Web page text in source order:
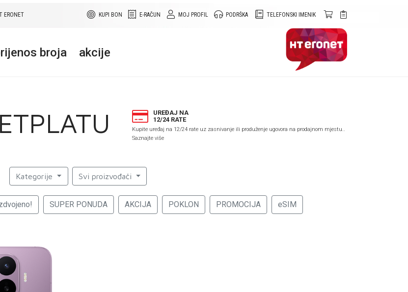
TELEFONSKI IMENIK
PODRŠKA
MOJ PROFIL
E-RAČUN
KUPI BON
ERONET
broja akcije
UREĐAJ NA
12/24 RATE
Kupite uređaj na 12/24 rate uz zasnivanje ili produženje ugovora na prodajnom mjestu..
Saznajte više
Kategorije Svi proizvođači
SUPER PONUDA AKCIJA POKLON PROMOCIJA eSIM